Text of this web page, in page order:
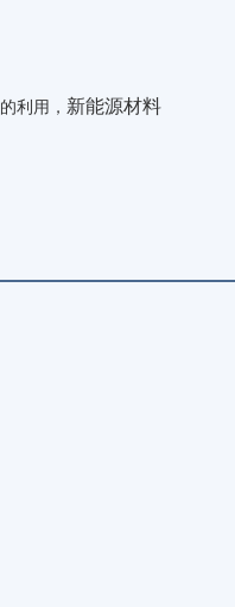
的利用 ， 新能源材料